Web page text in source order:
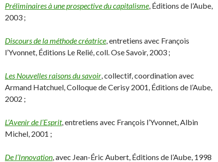
Préliminaires à une prospective du capitalisme , Éditions de l’Aube,
2003 ;
Discours de la méthode créatrice , entretiens avec François
l’Yvonnet, Éditions Le Relié, coll. Ose Savoir, 2003 ;
Les Nouvelles raisons du savoir , collectif, coordination avec
Armand Hatchuel, Colloque de Cerisy 2001, Éditions de l’Aube,
2002 ;
L’Avenir de l’Esprit, entretiens avec François l’Yvonnet, Albin
Michel, 2001 ;
De l’Innovation , avec Jean-Éric Aubert, Éditions de l’Aube, 1998